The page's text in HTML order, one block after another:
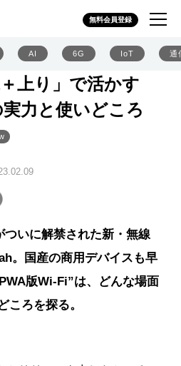
無料会員登録
AI 6G IoT 通
上り」で活かす
力と使いどころ
ついに解禁された新・無線
。国産の商用デバイスも早
版Wi-Fi”は、どんな場面
ころを探る。